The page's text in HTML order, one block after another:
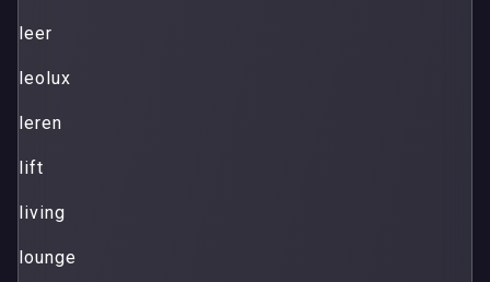
leer
leolux
leren
lift
living
lounge